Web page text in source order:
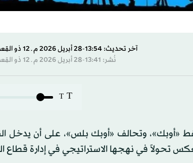
آخر تحديث: 13:54-28 أبريل 2026 م ـ 12 ذو القِعدة 1447 هـ
نُشر: 13:41-28 أبريل 2026 م ـ 12 ذو القِعدة 1447 هـ
T
T
«أوبك»، وتحالف «أوبك بلس»، على أن يدخل